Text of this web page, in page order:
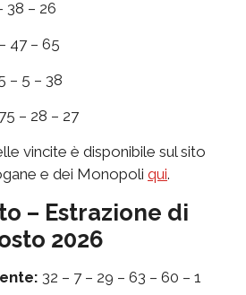
38 – 26
47 – 65
– 5 – 38
– 28 – 27
vincite è disponibile sul sito
e dei Monopoli qui.
– Estrazione di
2026
32 – 7 – 29 – 63 – 60 – 1